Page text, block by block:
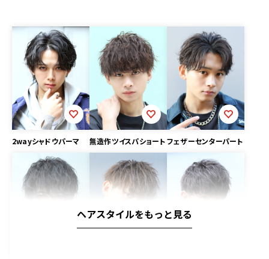
2wayシャドウパーマ 無造作ツイスパショートフェザーセンターパート
ヘアスタイルをもっと見る